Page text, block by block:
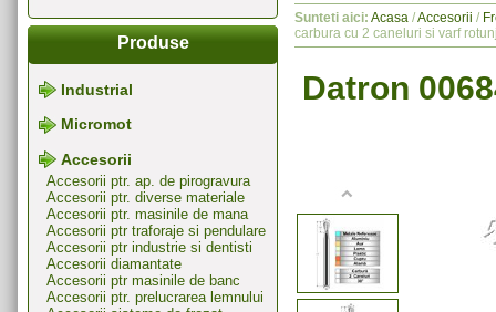
Produse
Industrial
Micromot
Accesorii
Accesorii ptr. ap. de pirogravura
Accesorii ptr. diverse materiale
Accesorii ptr. masinile de mana
Accesorii ptr traforaje si pendulare
Accesorii ptr industrie si dentisti
Accesorii diamantate
Accesorii ptr masinile de banc
Accesorii ptr. prelucrarea lemnului
Sunteti aici: Acasa /Accesorii /
carbura cu 2 caneluri si varf
Datron